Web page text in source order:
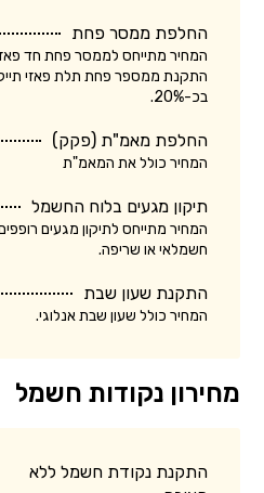
החלפת ממסר פחת
המחיר מתייחס לממסר פחת חד
התקנת ממספר פחת תלת פאזי
בכ-20%.
החלפת מאמ"ת (פקק)
המחיר כולל את המאמ"ת
תיקון מגעים בלוח החשמל
המחיר מתייחס לתיקון מגעים
חשמלאי או שריפה.
התקנת שעון שבת
המחיר כולל שעון שבת אנלוגי.
מחירון נקודות חשמל
התקנת נקודת חשמל ללא